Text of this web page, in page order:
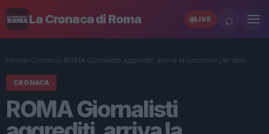
La Cronaca di Roma LIVE ⌕
Home› Cronaca› ROMA Giornalisti aggrediti, arriva la sanzione per due…
CRONACA
ROMA Giornalisti